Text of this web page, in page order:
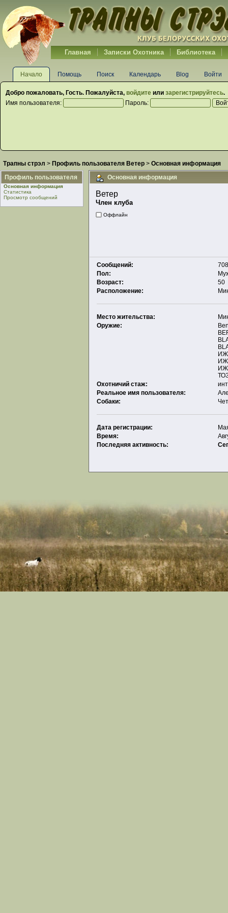
Главная Записки Охотника Библиотека
Начало Помощь Поиск Календарь Blog Войти
Добро пожаловать, Гость. Пожалуйста, войдите или зарегистрируйтесь.
Имя пользователя:
Пароль:
Трапны стрэл > Профиль пользователя Ветер > Основная информация
Профиль пользователя
Основная информация
Статистика
Просмотр сообщений
Основная информация
Ветер
Член клуба
Оффлайн
Сообщений:
Пол:
Возраст:
50
Расположение:
Место жительства:
Оружие:
Охотничий стаж:
Реальное имя пользователя:
Собаки:
Дата регистрации:
Время:
Последняя активность: